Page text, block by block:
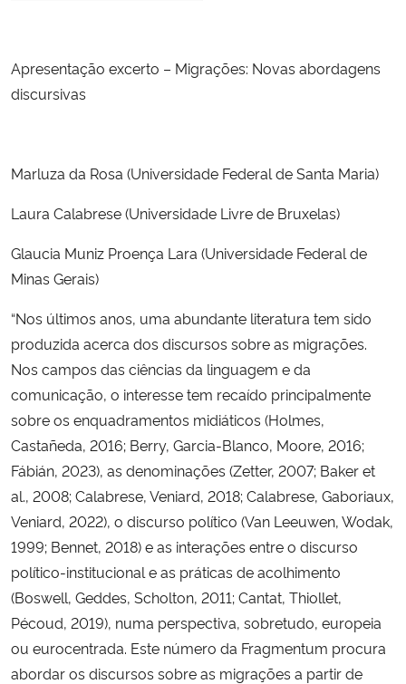
Planalto
Apresentação excerto – Migrações: Novas abordagens
discursivas
Marluza da Rosa (Universidade Federal de Santa Maria)
Laura Calabrese (Universidade Livre de Bruxelas)
Glaucia Muniz Proença Lara (Universidade Federal de
Minas Gerais)
“Nos últimos anos, uma abundante literatura tem sido
produzida acerca dos discursos sobre as migrações.
Nos campos das ciências da linguagem e da
comunicação, o interesse tem recaído principalmente
sobre os enquadramentos midiáticos (Holmes,
Castañeda, 2016; Berry, Garcia-Blanco, Moore, 2016;
Fábián, 2023), as denominações (Zetter, 2007; Baker et
al., 2008; Calabrese, Veniard, 2018; Calabrese, Gaboriaux,
Veniard, 2022), o discurso político (Van Leeuwen, Wodak,
1999; Bennet, 2018) e as interações entre o discurso
político-institucional e as práticas de acolhimento
(Boswell, Geddes, Scholton, 2011; Cantat, Thiollet,
Pécoud, 2019), numa perspectiva, sobretudo, europeia
ou eurocentrada. Este número da Fragmentum procura
abordar os discursos sobre as migrações a partir de